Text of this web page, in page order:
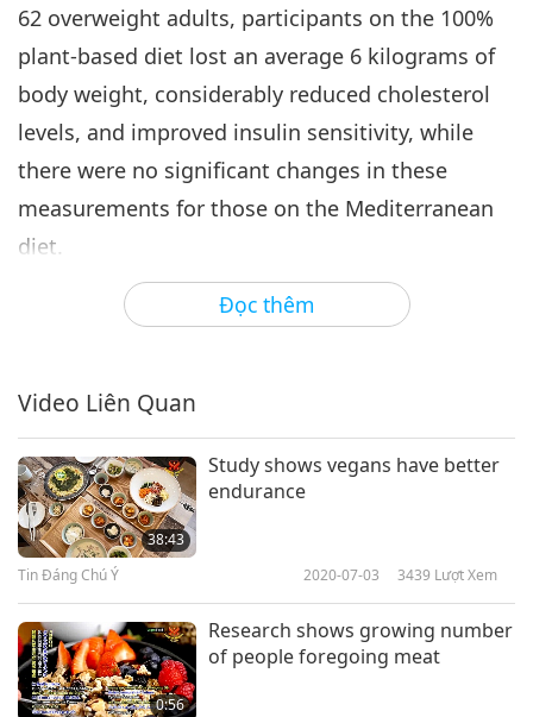
Đọc thêm
62 overweight adults, participants on the 100%
plant-based diet lost an average 6 kilograms of
body weight, considerably reduced cholesterol
levels, and improved insulin sensitivity, while
there were no significant changes in these
measurements for those on the Mediterranean
diet.
Study author Dr. Hana Kahleova, Director of
Clinical Research at the Physicians Committee
plant-based eating is a great way to lose weight
and get healthy. Our appreciation, Dr. Hana
Kahleova and all involved in this valuable study.
May everyone now embrace the vegan lifestyle
for vibrant health, in God’s illuminating wisdom.
Video Liên Quan
38:43
Study shows vegans have better
endurance
Tin Đáng Chú Ý 2020-07-03 3439 Lượt Xem
0:56
Research shows growing number
of people foregoing meat